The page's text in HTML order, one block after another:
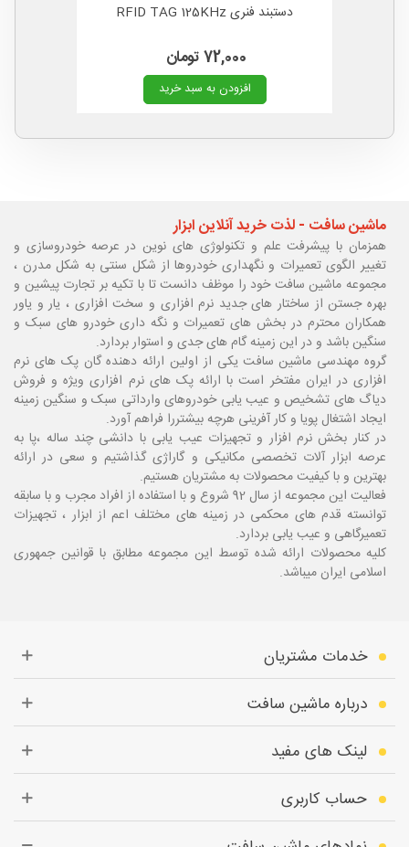
دستبند فنری RFID TAG 125KHz
72,000 تومان
افزودن به سبد خرید
ماشین سافت - لذت خرید آنلاین ابزار
همزمان با پیشرفت علم و تکنولوژی های نوین در عرصه خودروسازی و
تغییر الگوی تعمیرات و نگهداری خودروها از شکل سنتی به شکل مدرن ،
مجموعه ماشین سافت خود را موظف دانست تا با تکیه بر تجارت پیشین و
بهره جستن از ساختار های جدید نرم افزاری و سخت افزاری ، یار و یاور
همکاران محترم در بخش های تعمیرات و نگه داری خودرو های سبک و
سنگین باشد و در این زمینه گام های جدی و استوار بردارد.
گروه مهندسی ماشین سافت یکی از اولین ارائه دهنده گان پک های نرم
افزاری در ایران مفتخر است با ارائه پک های نرم افزاری ویژه و فروش
دیاگ های تشخیص و عیب یابی خودروهای وارداتی سبک و سنگین زمینه
ایجاد اشتغال پویا و کار آفرینی هرچه بیشتررا فراهم آورد.
در کنار بخش نرم افزار و تجهیزات عیب یابی با دانشی چند ساله ،پا به
عرصه ابزار آلات تخصصی مکانیکی و گاراژی گذاشتیم و سعی در ارائه
بهترین و با کیفیت محصولات به مشتریان هستیم.
فعالیت این مجموعه از سال 92 شروع و با استفاده از افراد مجرب و با سابقه
توانسته قدم های محکمی در زمینه های مختلف اعم از ابزار ، تجهیزات
تعمیرگاهی و عیب یابی بردارد.
کلیه محصولات ارائه شده توسط این مجموعه مطابق با قوانین جمهوری
اسلامی ایران میباشد.
خدمات مشتریان
درباره ماشین سافت
لینک های مفید
حساب کاربری